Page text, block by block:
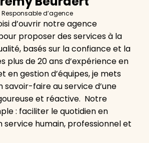
Responsable d’agence
d’ouvrir notre agence
pour proposer des services à la
basés sur la confiance et la
plus de 20 ans d’expérience en
en gestion d’équipes, je mets
savoir-faire au service d’une
et réactive. Notre
: faciliter le quotidien en
service humain, professionnel et